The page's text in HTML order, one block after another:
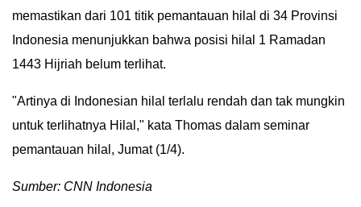
memastikan dari 101 titik pemantauan hilal di 34 Provinsi
Indonesia menunjukkan bahwa posisi hilal 1 Ramadan
1443 Hijriah belum terlihat.
"Artinya di Indonesian hilal terlalu rendah dan tak mungkin
untuk terlihatnya Hilal," kata Thomas dalam seminar
pemantauan hilal, Jumat (1/4).
Sumber: CNN Indonesia